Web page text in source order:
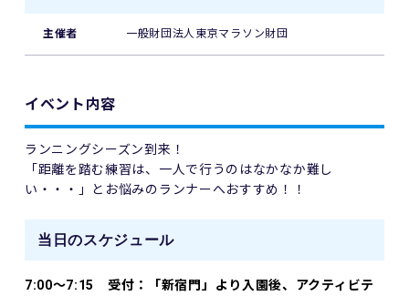
主催者 一般財団法人東京マラソン財団
イベント内容
ランニングシーズン到来！
「距離を踏む練習は、一人で行うのはなかなか難し
い・・・」とお悩みのランナーへおすすめ！！
当日のスケジュール
7:00～7:15 受付：「新宿門」より入園後、アクティビテ